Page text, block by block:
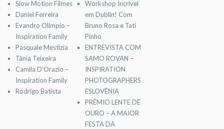
Slow Motion Filmes
Daniel Ferreira
Evandro Olímpio –
Inspiration Family
Pasquale Mestizia
Tânia Teixeira
Camila D’Orazio –
Inspiration Family
Rodrigo Batista
Workshop Incrível
em Dublin! Com
Bruno Rosa e Tati
Pinho
ENTREVISTA COM
SAMO ROVAN –
INSPIRATION
PHOTOGRAPHERS
ESLOVÊNIA
PRÊMIO LENTE DE
OURO – A MAIOR
FESTA DA